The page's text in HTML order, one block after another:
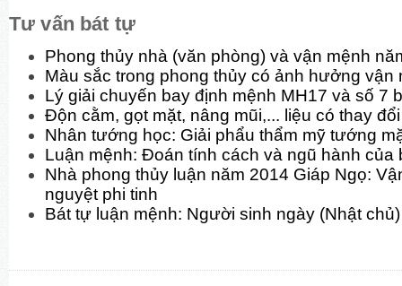
Tư vấn bát tự
Phong thủy nhà (văn phòng) và vận mệnh
Màu sắc trong phong thủy có ảnh hưởng vận
Lý giải chuyến bay định mệnh MH17 và số 7
Độn cằm, gọt mặt, nâng mũi,... liệu có thay
Nhân tướng học: Giải phẩu thẩm mỹ tướng
Luận mệnh: Đoán tính cách và ngũ hành của
Nhà phong thủy luận năm 2014 Giáp Ngọ:
nguyệt phi tinh
Bát tự luận mệnh: Người sinh ngày (Nhật